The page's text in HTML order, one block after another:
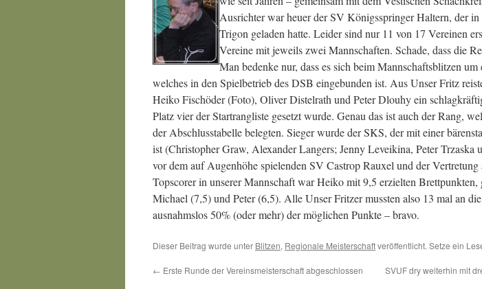
Ausrichter war heuer der SV Königsspringer Haltern, der in
Trigon geladen hatte. Leider sind nur 11 von 17 Vereinen
Vereine mit jeweils zwei Mannschaften. Schade, dass die
Man bedenke nur, dass es sich beim Mannschaftsblitzen
welches in den Spielbetrieb des DSB eingebunden ist. Aus Unser Fritz
Heiko Fischöder (Foto), Oliver Distelrath und Peter Dlouhy ein
Platz vier der Startrangliste gesetzt wurde. Genau das ist auch der Rang,
der Abschlusstabelle belegten. Sieger wurde der SKS, der mit einer
ist (Christopher Graw, Alexander Langers; Jenny Leveikina, Peter Trzaska
vor dem auf Augenhöhe spielenden SV Castrop Rauxel und der
Topscorer in unserer Mannschaft war Heiko mit 9,5 erzielten
Michael (7,5) und Peter (6,5). Alle Unser Fritzer mussten also 13 mal an
ausnahmslos 50% (oder mehr) der möglichen Punkte – bravo.
Dieser Beitrag wurde unter Blitzen, Regionale Meisterschaftveröffentlicht. Setze ein
← Erste Runde der Vereinsmeisterschaft abgeschlossen
SVUF dry weiterhin mit